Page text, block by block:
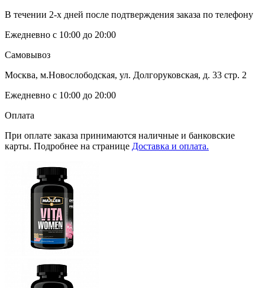
В течении 2-х дней после подтверждения заказа по телефону
Ежедневно с 10:00 до 20:00
Самовывоз
Москва, м.Новослободская, ул. Долгоруковская, д. 33 стр. 2
Ежедневно с 10:00 до 20:00
Оплата
При оплате заказа принимаются наличные и банковские
карты. Подробнее на странице Доставка и оплата.